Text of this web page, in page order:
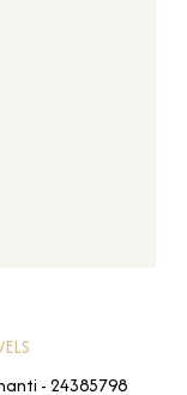
- 24385798